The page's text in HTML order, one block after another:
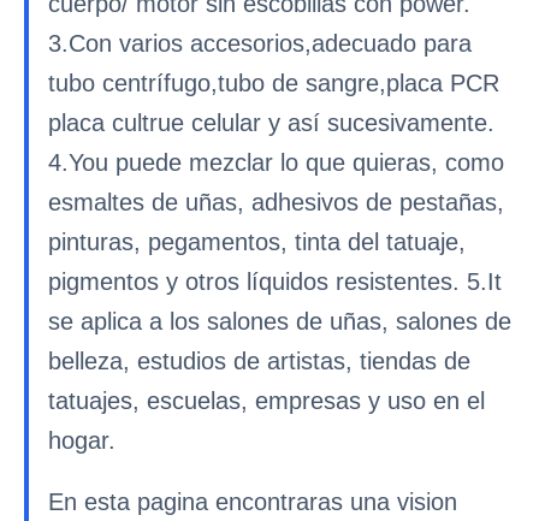
3.Con varios accesorios,adecuado para
tubo centrífugo,tubo de sangre,placa PCR
placa cultrue celular y así sucesivamente.
4.You puede mezclar lo que quieras, como
esmaltes de uñas, adhesivos de pestañas,
pinturas, pegamentos, tinta del tatuaje,
pigmentos y otros líquidos resistentes. 5.It
se aplica a los salones de uñas, salones de
belleza, estudios de artistas, tiendas de
tatuajes, escuelas, empresas y uso en el
hogar.
En esta pagina encontraras una vision